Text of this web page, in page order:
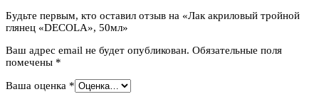
Будьте первым, кто оставил отзыв на «Лак акриловый тройной
глянец «DECOLA», 50мл»
Ваш адрес email не будет опубликован. Обязательные поля
помечены *
Ваша оценка *